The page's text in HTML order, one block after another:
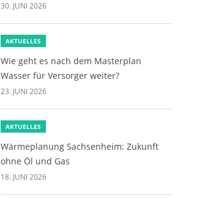
30. JUNI 2026
AKTUELLES
Wie geht es nach dem Masterplan
Wasser für Versorger weiter?
23. JUNI 2026
AKTUELLES
Wärmeplanung Sachsenheim: Zukunft
ohne Öl und Gas
18. JUNI 2026